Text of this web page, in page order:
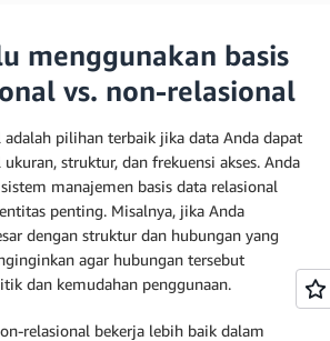
menggunakan basis
vs. non-relasional
adalah pilihan terbaik jika data Anda dapat
struktur, dan frekuensi akses. Anda
manajemen basis data relasional
penting. Misalnya, jika Anda
dengan struktur dan hubungan yang
agar hubungan tersebut
dan kemudahan penggunaan.
relasional bekerja lebih baik dalam